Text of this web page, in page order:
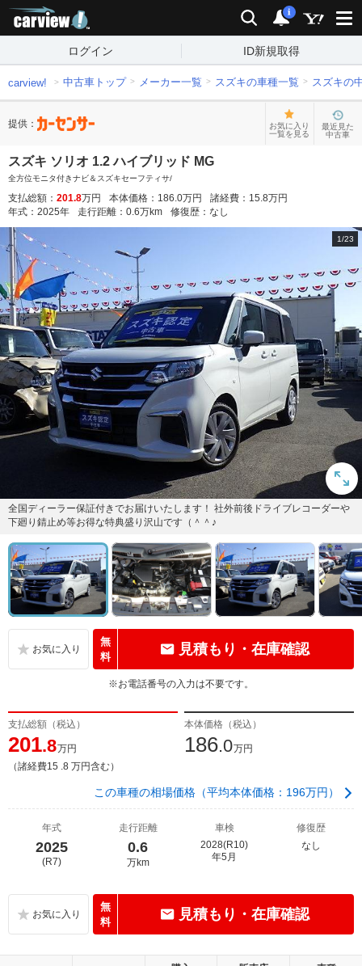
検索 通知
i
ログイン ID新規取得
carview! 中古車トップ メーカー一覧 スズキの車種一覧 スズキの
提供：
お気に入り
一覧を見る
最近見た
中古車
スズキ ソリオ 1.2 ハイブリッド MG
全方位モニタ付きナビ＆スズキセーフティサ/
支払総額： 201.8万円 本体価格： 186.0万円 諸経費： 15.8万円
年式： 2025年 走行距離： 0.6万km 修復歴： なし
1/23
全国ディーラー保証付きでお届けいたします！ 社外前後ドライブレコーダーや
下廻り錆止め等お得な特典盛り沢山です（＾＾♪
無
料
見積もり・在庫確認
※お電話番号の入力は不要です。
支払総額（税込）
201.8万円
（諸経費15 .8 万円含む）
本体価格（税込）
186.0万円
この車種の相場価格（平均本体価格：196万円）
年式
2025
(R7)
走行距離
0.6
万km
車検
2028(R10)
年5月
修復歴
なし
無
料
見積もり・在庫確認